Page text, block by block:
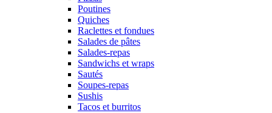
Poutines
Quiches
Raclettes et fondues
Salades de pâtes
Salades-repas
Sandwichs et wraps
Sautés
Soupes-repas
Sushis
Tacos et burritos